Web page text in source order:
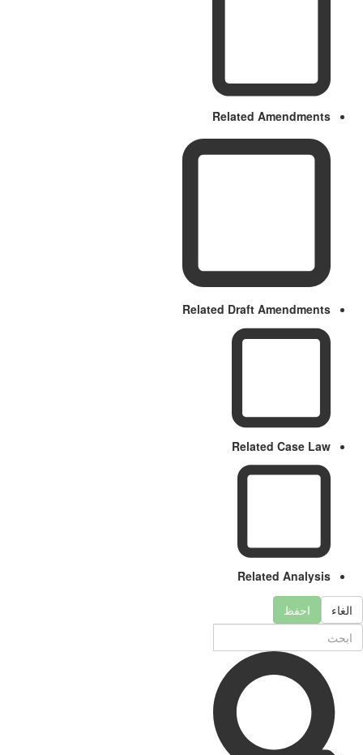
Related Amendments
Related Draft Amendments
Related Case Law
Related Analysis
احفظ